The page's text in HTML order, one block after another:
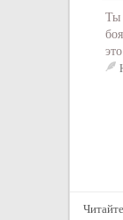
Ты